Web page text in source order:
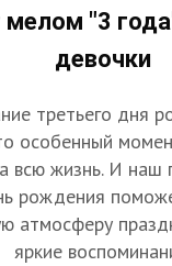
мелом "3
девочки
третьего дня
особенный
всю жизнь. И наш
рождения
атмосферу
яркие